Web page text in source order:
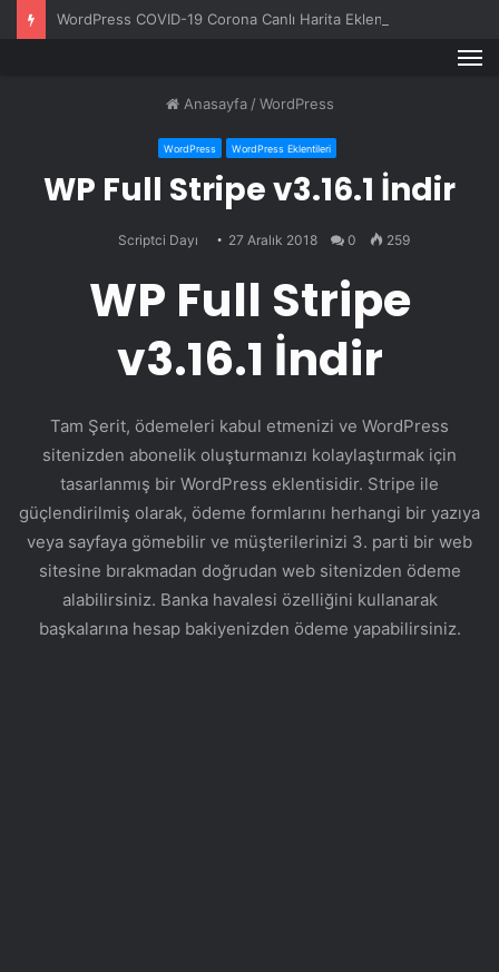
WordPress COVID-19 Corona Canlı Harita Eklentisi v1.0.3
Anasayfa / WordPress
WordPress WordPress Eklentileri
WP Full Stripe v3.16.1 İndir
Scriptci Dayı 27 Aralık 2018 0 259
WP Full Stripe
v3.16.1 İndir
Tam Şerit, ödemeleri kabul etmenizi ve WordPress
sitenizden abonelik oluşturmanızı kolaylaştırmak için
tasarlanmış bir WordPress eklentisidir. Stripe ile
güçlendirilmiş olarak, ödeme formlarını herhangi bir yazıya
veya sayfaya gömebilir ve müşterilerinizi 3. parti bir web
sitesine bırakmadan doğrudan web sitenizden ödeme
alabilirsiniz. Banka havalesi özelliğini kullanarak
başkalarına hesap bakiyenizden ödeme yapabilirsiniz.